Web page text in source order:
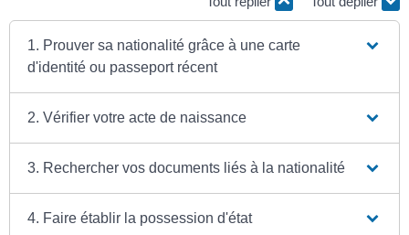
1. Prouver sa nationalité grâce à une carte
d'identité ou passeport récent
2. Vérifier votre acte de naissance
3. Rechercher vos documents liés à la nationalité
4. Faire établir la possession d'état